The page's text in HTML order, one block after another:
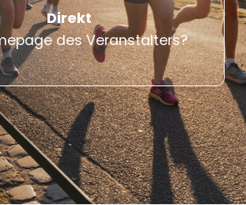
Direkt
des Veranstalters?